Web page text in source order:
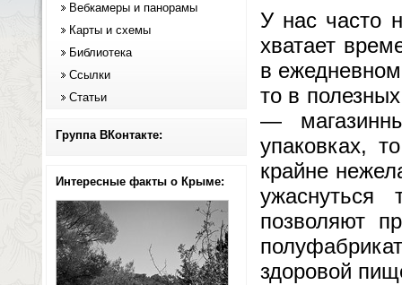
Вебкамеры и панорамы
Карты и схемы
Библиотека
Ссылки
Статьи
Группа ВКонтакте:
Интересные факты о Крыме:
У нас часто
хватает
в
то в
—
упаковках,
крайне
ужаснуться
позволяют
здоровой